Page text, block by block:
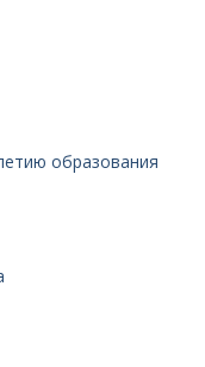
образования